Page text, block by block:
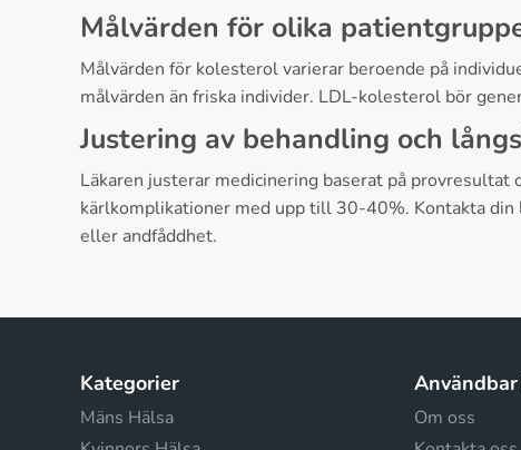
Målvärden för olika
Målvärden för kolesterol varierar beroende på
målvärden än friska individer. LDL-kolesterol bör
Justering av behandling och
Läkaren justerar medicinering baserat på
kärlkomplikationer med upp till 30-40%. Kontakta
eller andfåddhet.
Kategorier
Mäns Hälsa
Om oss